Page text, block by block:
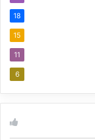
18
15
11
6